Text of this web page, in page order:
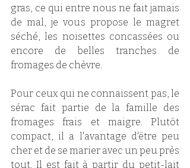
gras, ce qui entre nous ne fait jamais
de mal, je vous propose le magret
séché, les noisettes concassées ou
encore de belles tranches de
fromages de chèvre.
Pour ceux qui ne connaissent pas, le
sérac fait partie de la famille des
fromages frais et maigre. Plutôt
compact, il a l'avantage d'être peu
cher et de se marier avec un peu près
tout. Il est fait à partir du petit-lait